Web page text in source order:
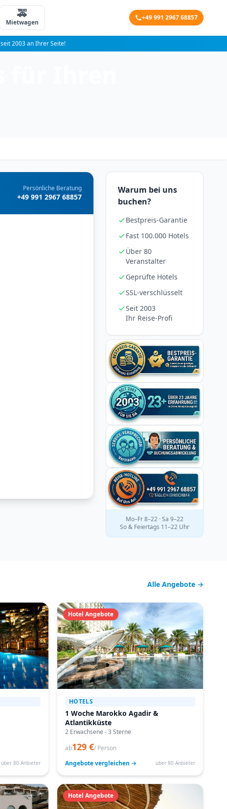
🚕
Mietwagen
+49 991 2967 68857
seit 2003 an Ihrer Seite!
Persönliche Beratung
+49 991 2967 68857
Warum bei uns
buchen?
Bestpreis-Garantie
Fast 100.000 Hotels
Über 80
Veranstalter
Geprüfte Hotels
SSL-verschlüsselt
Seit 2003
Ihr Reise-Profi
Mo–Fr 8–22 · Sa 9–22
So & Feiertags 11–22 Uhr
Alle Angebote →
über 80 Anbieter
Hotel Angebote
HOTELS
1 Woche Marokko Agadir &
Atlantikküste
2 Erwachsene - 3 Sterne
ab129 €/ Person
Angebote vergleichen →
über 80 Anbieter
Hotel Angebote